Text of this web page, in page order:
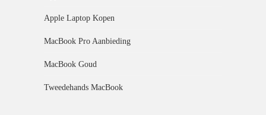
Apple Laptop Kopen
MacBook Pro Aanbieding
MacBook Goud
Tweedehands MacBook